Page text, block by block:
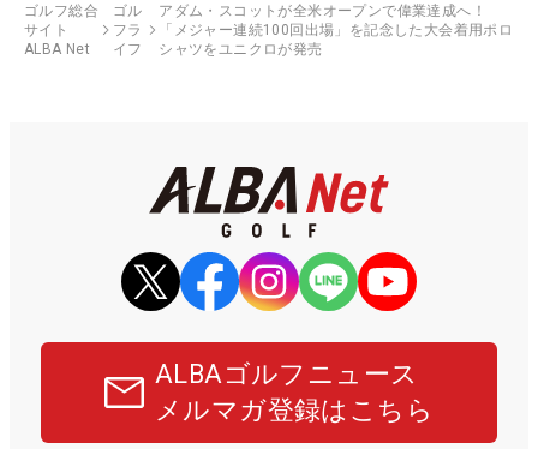
ゴルフ総合
サイト
ALBA Net
ゴル
フラ
イフ
アダム・スコットが全米オープンで偉業達成へ！
「メジャー連続100回出場」を記念した大会着用ポロ
シャツをユニクロが発売
ALBAゴルフニュース
メルマガ登録はこちら